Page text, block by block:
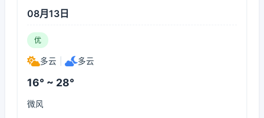
08月13日
优
多云 多云
16° ~ 28°
微风